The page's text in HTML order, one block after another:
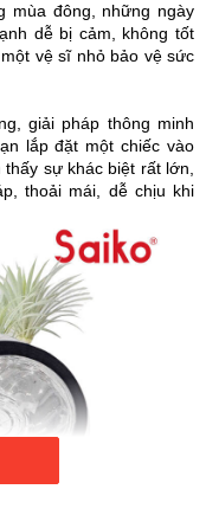
mùa đông, những ngày
dễ bị cảm, không tốt
vệ sĩ nhỏ bảo vệ sức
giải pháp thông minh
lắp đặt một chiếc vào
sự khác biệt rất lớn,
thoải mái, dễ chịu khi